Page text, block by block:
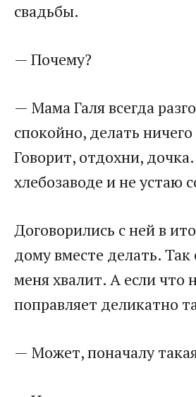
свадьбы.​
​— Почему?​
​— Мама Галя всегда
спокойно, делать ничего
Говорит, отдохни,
хлебозаводе и не устаю
​Договорились с ней в
дому вместе делать. Так
меня хвалит. А если что
поправляет деликатно
​— Может, поначалу